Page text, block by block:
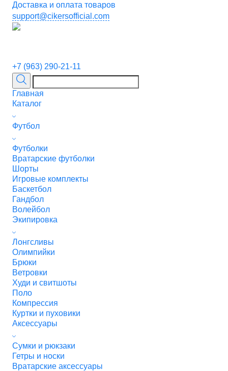
Доставка и оплата товаров
support@cikersofficial.com
+7 (963) 290-21-11
Главная
Каталог
Футбол
Футболки
Вратарские футболки
Шорты
Игровые комплекты
Баскетбол
Гандбол
Волейбол
Экипировка
Лонгсливы
Олимпийки
Брюки
Ветровки
Худи и свитшоты
Поло
Компрессия
Куртки и пуховики
Аксессуары
Сумки и рюкзаки
Гетры и носки
Вратарские аксессуары